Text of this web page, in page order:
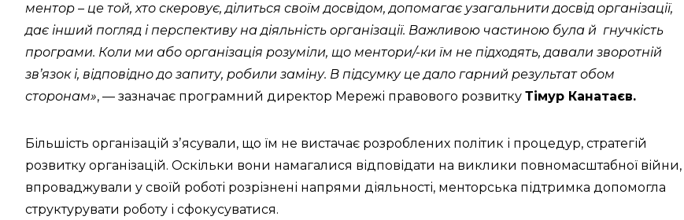
ментор – це той, хто скеровує, ділиться своїм досвідом, допомагає узагальнити досвід організації,
дає інший погляд і перспективу на діяльність організації. Важливою частиною була й гнучкість
програми. Коли ми або організація розуміли, що ментори/-ки їм не підходять, давали зворотній
звʼязок і, відповідно до запиту, робили заміну. В підсумку це дало гарний результат обом
сторонам», — зазначає програмний директор Мережі правового розвитку Тімур Канатаєв.
Більшість організацій зʼясували, що їм не вистачає розроблених політик і процедур, стратегій
розвитку організацій. Оскільки вони намагалися відповідати на виклики повномасштабної війни,
впроваджували у своїй роботі розрізнені напрями діяльності, менторська підтримка допомогла
структурувати роботу і сфокусуватися.